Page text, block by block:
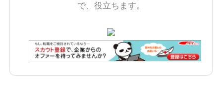
で、役立ちます。